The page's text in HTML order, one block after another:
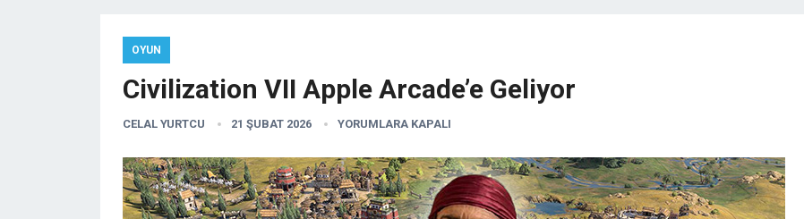
OYUN
Civilization VII Apple Arcade’e Geliyor
CELAL YURTCU 21 ŞUBAT 2026 YORUMLARA KAPALI